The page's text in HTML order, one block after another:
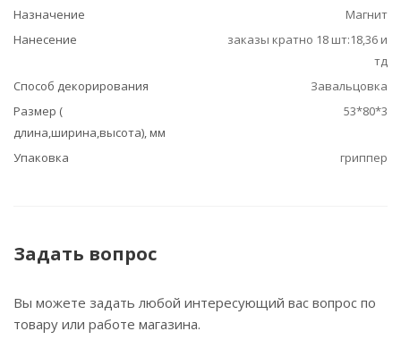
Назначение
Магнит
Нанесение
заказы кратно 18 шт:18,36 и
тд
Способ декорирования
Завальцовка
Размер (
длина,ширина,высота), мм
53*80*3
Упаковка гриппер
Задать вопрос
Вы можете задать любой интересующий вас вопрос по
товару или работе магазина.